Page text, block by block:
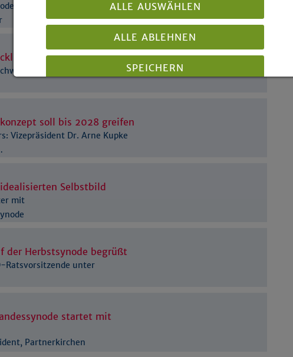
wählt Ralf Henning Krause und
wird konkret
soll bis 2028 greifen
Vizepräsident Dr. Arne Kupke
Selbstbild
mit
der Herbstsynode begrüßt
Ratsvorsitzende unter
startet mit
Partnerkirchen
ALLE AUSWÄHLEN
ALLE ABLEHNEN
SPEICHERN
Impressum